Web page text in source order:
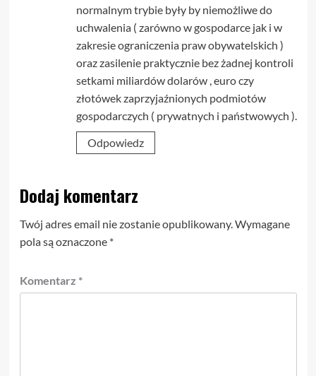
normalnym trybie były by niemożliwe do
uchwalenia ( zarówno w gospodarce jak i w
zakresie ograniczenia praw obywatelskich )
oraz zasilenie praktycznie bez żadnej kontroli
setkami miliardów dolarów , euro czy
złotówek zaprzyjaźnionych podmiotów
gospodarczych ( prywatnych i państwowych ).
Odpowiedz
Dodaj komentarz
Twój adres email nie zostanie opublikowany.Wymagane
pola są oznaczone *
Komentarz *